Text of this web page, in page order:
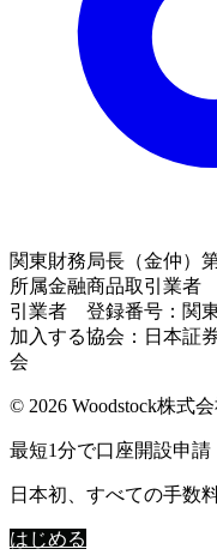
関東財務局長（金仲）
所属金融商品取引業者
引業者 登録番号：関
加入する協会：日本証
会
© 2026 Woodstock株式
最短1分で口座開設申請
日本初、すべての手数
はじめる